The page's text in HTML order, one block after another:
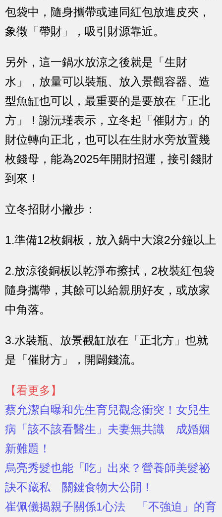
包袋中，隨身攜帶或連同紅包放進皮夾 ，
象徵「帶財」，吸引財源靠近。
另外，這一鍋水放涼之後就是 「生財
水」，放量可以裝瓶、放入景觀容器、造
型魚缸也可以 ，最重要的是要放在 「正北
方」
！謝沅瑾表示， 立冬起「催財方」的
財位轉向正北，也可以在生財水旁放置幾
枚錢母，能為2025年開財招運，接引錢財
到來！
立冬招財小撇步：
1.準備12枚銅板，放入鍋中大滾2分鐘以上
2.放涼後銅板以乾淨布擦拭，2枚裝紅包袋
隨身攜帶，其餘可以給親朋好友，或放家
中角落。
3.水裝瓶、放景觀缸放在「正北方」也就
是「催財方」，開闢錢流。
【看更多】
蔡允潔自曝和先生育兒觀念衝突！女兒生
病「該不該看醫生」夫妻無共識 成婚姻
新難題！
烏亮秀髮也能「吃」出來？營養師美髮祕
訣不藏私 關鍵食物大公開！
崔佩儀揭親子關係1心法 「不強迫」的育